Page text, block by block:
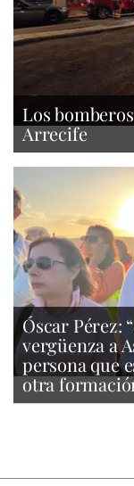
Los
Arrecife
Óscar Pérez:
vergüenza a
persona que
otra